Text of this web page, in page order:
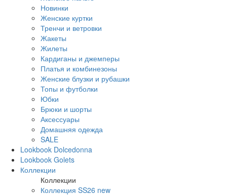
Новинки
Женские куртки
Тренчи и ветровки
Жакеты
Жилеты
Кардиганы и джемперы
Платья и комбинезоны
Женские блузки и рубашки
Топы и футболки
Юбки
Брюки и шорты
Аксессуары
Домашняя одежда
SALE
Lookbook Dolcedonna
Lookbook Golets
Коллекции
Коллекции
Коллекция SS26 new